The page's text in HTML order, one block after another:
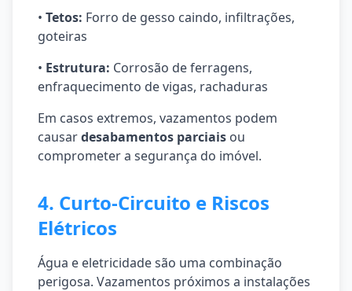
• Tetos: Forro de gesso caindo, infiltrações,
goteiras
• Estrutura: Corrosão de ferragens,
enfraquecimento de vigas, rachaduras
Em casos extremos, vazamentos podem
causardesabamentos parciais ou
comprometer a segurança do imóvel.
4. Curto-Circuito e Riscos
Elétricos
Água e eletricidade são uma combinação
perigosa. Vazamentos próximos a instalações